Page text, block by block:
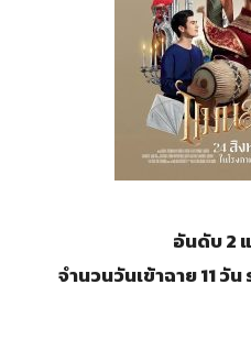
อันดับ 2
จำนวนวันเข้าฉาย 11 วัน